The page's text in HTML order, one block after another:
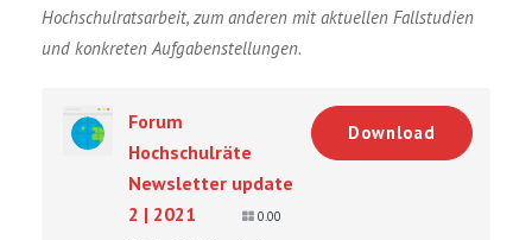
Hochschulratsarbeit, zum anderen mit aktuellen Fallstudien
und konkreten Aufgabenstellungen.
Forum
Hochschulräte
Newsletter update
2 | 2021
0.00
Download